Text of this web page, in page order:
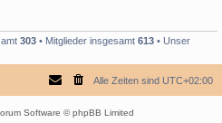
303 • Mitglieder insgesamt 613 • Unser
Alle Zeiten sind UTC+02:00
Software © phpBB Limited